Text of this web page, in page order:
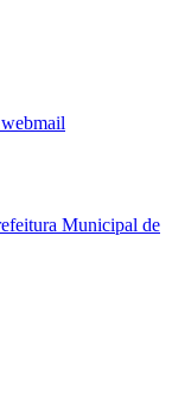
Municipal de